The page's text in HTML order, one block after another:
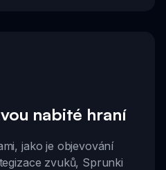
nabité hraní
jako je objevování
zvuků, Sprunki